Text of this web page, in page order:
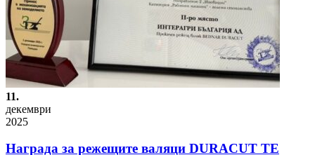
11.
декември
2025
Награда за режещите валяци DURACUT TE